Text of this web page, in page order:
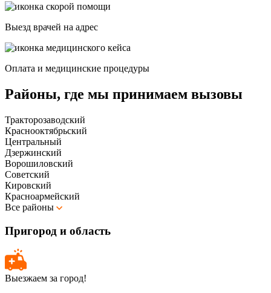
Выезд врачей на адрес
Оплата и медицинские процедуры
Районы, где мы принимаем вызовы
Тракторозаводский
Краснооктябрьский
Центральный
Дзержинский
Ворошиловский
Советский
Кировский
Красноармейский
Все районы
Пригород и область
Выезжаем за город!